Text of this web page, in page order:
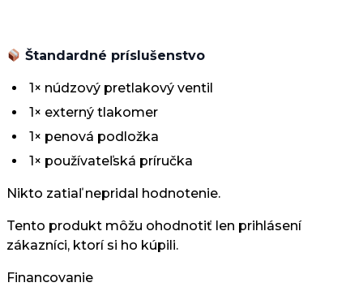
Štandardné príslušenstvo
1× núdzový pretlakový ventil
1× externý tlakomer
1× penová podložka
1× používateľská príručka
Nikto zatiaľ nepridal hodnotenie.
Tento produkt môžu ohodnotiť len prihlásení
zákazníci, ktorí si ho kúpili.
Financovanie